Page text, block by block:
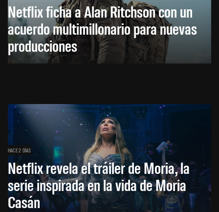
Netflix ficha a Alan Ritchson con un
acuerdo multimillonario para nuevas
producciones
HACE 2 DÍAS
Netflix revela el tráiler de Moria, la
serie inspirada en la vida de Moria
Casán